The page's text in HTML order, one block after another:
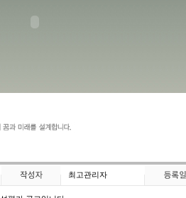
최고관리자